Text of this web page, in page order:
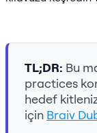
TL;DR: Bu
practices
hedef
için Braiv